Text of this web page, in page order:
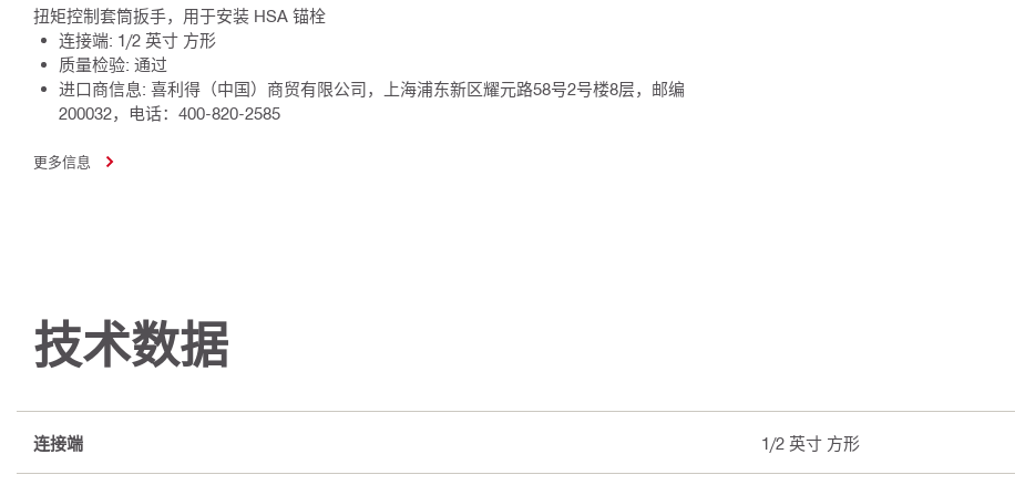
扭矩控制套筒扳手，用于安装 HSA 锚栓
连接端: 1/2 英寸 方形
质量检验: 通过
进口商信息: 喜利得（中国）商贸有限公司，上海浦东新区耀元路58号2号楼8层，邮编
200032，电话：400-820-2585
更多信息
技术数据
连接端 1/2 英寸 方形